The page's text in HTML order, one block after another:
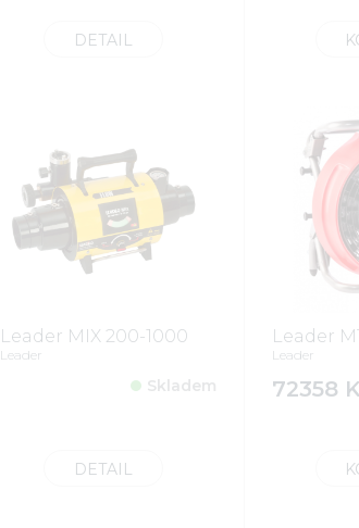
DETAIL
Leader MIX 200-1000
Leader
Skladem
DETAIL
Leader
Leader
72358